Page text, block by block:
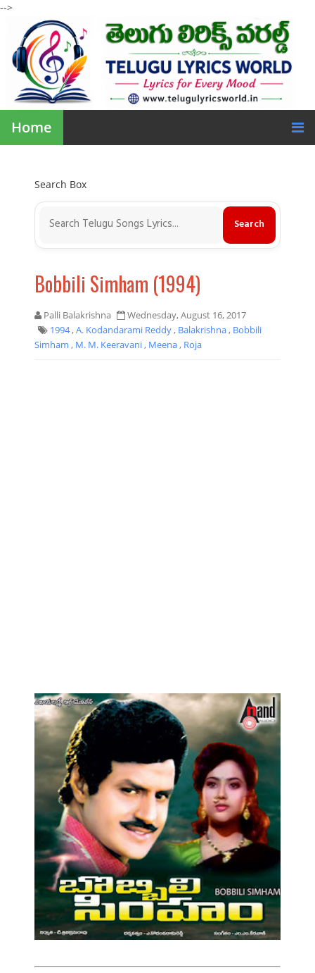
-->
Home
Search Box
Bobbili Simham (1994)
Palli Balakrishna
Wednesday, August 16, 2017
1994,A. Kodandarami Reddy, Balakrishna, Bobbili
Simham , M. M. Keeravani, Meena, Roja